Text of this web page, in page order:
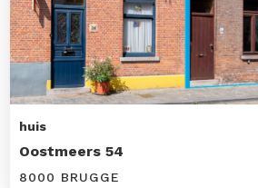
huis
Oostmeers 54
8000 BRUGGE